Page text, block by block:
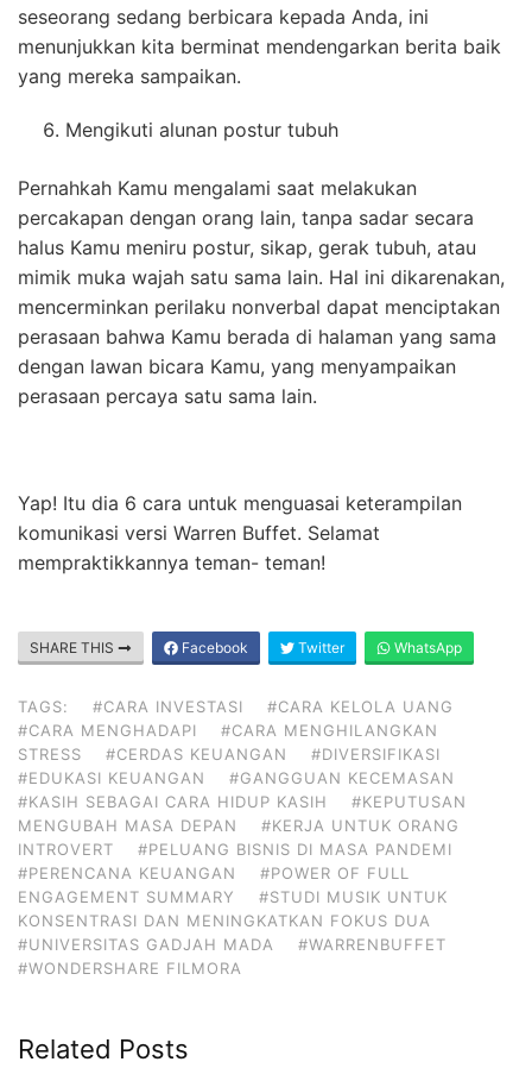
seseorang sedang berbicara kepada Anda, ini
menunjukkan kita berminat mendengarkan berita baik
yang mereka sampaikan.
Mengikuti alunan postur tubuh
Pernahkah Kamu mengalami saat melakukan
percakapan dengan orang lain, tanpa sadar secara
halus Kamu meniru postur, sikap, gerak tubuh, atau
mimik muka wajah satu sama lain. Hal ini dikarenakan,
mencerminkan perilaku nonverbal dapat menciptakan
perasaan bahwa Kamu berada di halaman yang sama
dengan lawan bicara Kamu, yang menyampaikan
perasaan percaya satu sama lain.
Yap! Itu dia 6 cara untuk menguasai keterampilan
komunikasi versi Warren Buffet. Selamat
mempraktikkannya teman- teman!
SHARE THIS Facebook Twitter WhatsApp
TAGS: #CARA INVESTASI
#CARA KELOLA UANG
#CARA MENGHADAPI
#CARA MENGHILANGKAN
STRESS
#CERDAS KEUANGAN
#DIVERSIFIKASI
#EDUKASI KEUANGAN
#GANGGUAN KECEMASAN
#KASIH SEBAGAI CARA HIDUP KASIH
#KEPUTUSAN
MENGUBAH MASA DEPAN
#KERJA UNTUK ORANG
INTROVERT
#PELUANG BISNIS DI MASA PANDEMI
#PERENCANA KEUANGAN
#POWER OF FULL
ENGAGEMENT SUMMARY
#STUDI MUSIK UNTUK
KONSENTRASI DAN MENINGKATKAN FOKUS DUA
#UNIVERSITAS GADJAH MADA
#WARRENBUFFET
#WONDERSHARE FILMORA
Related Posts